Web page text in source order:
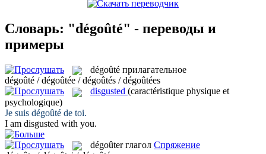
Словарь: "dégoûté" - переводы и
примеры
dégoûté прилагательное
dégoûté / dégoûtée / dégoûtés / dégoûtées
disgusted (caractéristique physique et
psychologique)
Je suis dégoûté de toi.
I am disgusted with you.
dégoûter глагол Спряжение